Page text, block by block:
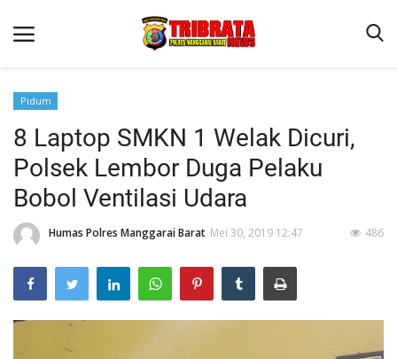
Beranda
Binkam
Terms & Conditions
Reskrim
Lantas
Polisi Kita
Mitra Polisi
Pidum
8 Laptop SMKN 1 Welak Dicuri,
Polsek Lembor Duga Pelaku
Bobol Ventilasi Udara
Humas Polres Manggarai Barat Mei 30, 2019 12:47 486